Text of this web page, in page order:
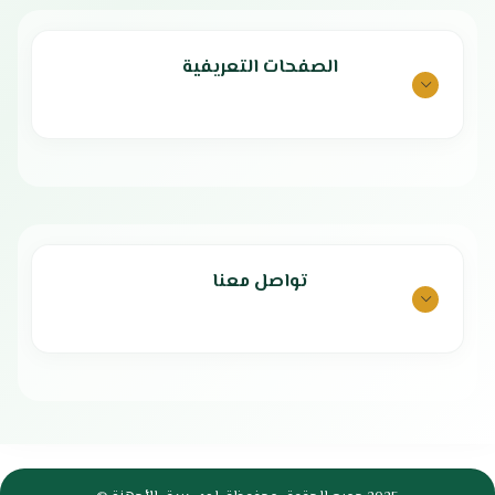
الصفحات التعريفية
تواصل معنا